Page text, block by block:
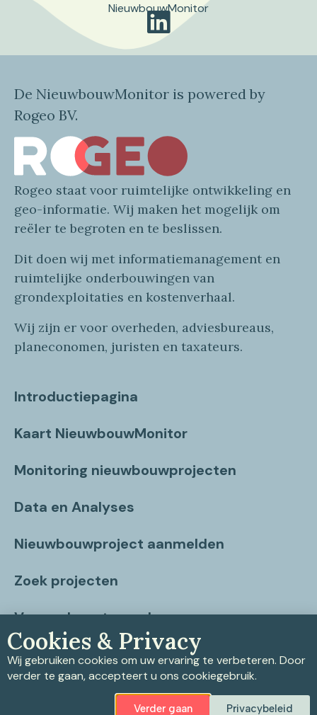
NieuwbouwMonitor
De NieuwbouwMonitor is powered by
Rogeo BV.
Rogeo staat voor ruimtelijke ontwikkeling en
geo-informatie. Wij maken het mogelijk om
reëler te begroten en te beslissen.
Dit doen wij met informatiemanagement en
ruimtelijke onderbouwingen van
grondexploitaties en kostenverhaal.
Wij zijn er voor overheden, adviesbureaus,
planeconomen, juristen en taxateurs.
Introductiepagina
Kaart NieuwbouwMonitor
Monitoring nieuwbouwprojecten
Data en Analyses
Nieuwbouwproject aanmelden
Zoek projecten
Vragen beantwoord
Contact
Cookies & Privacy
Wij gebruiken cookies om uw ervaring te verbeteren. Door
verder te gaan, accepteert u ons cookiegebruik.
Verder gaan Privacybeleid